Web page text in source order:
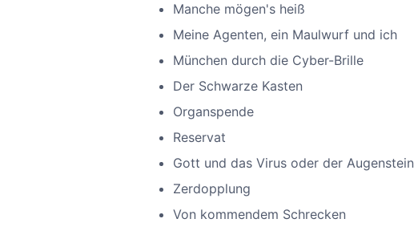
Manche mögen's heiß
Meine Agenten, ein Maulwurf und ich
München durch die Cyber-Brille
Der Schwarze Kasten
Organspende
Reservat
Gott und das Virus oder der Augenstein
Zerdopplung
Von kommendem Schrecken